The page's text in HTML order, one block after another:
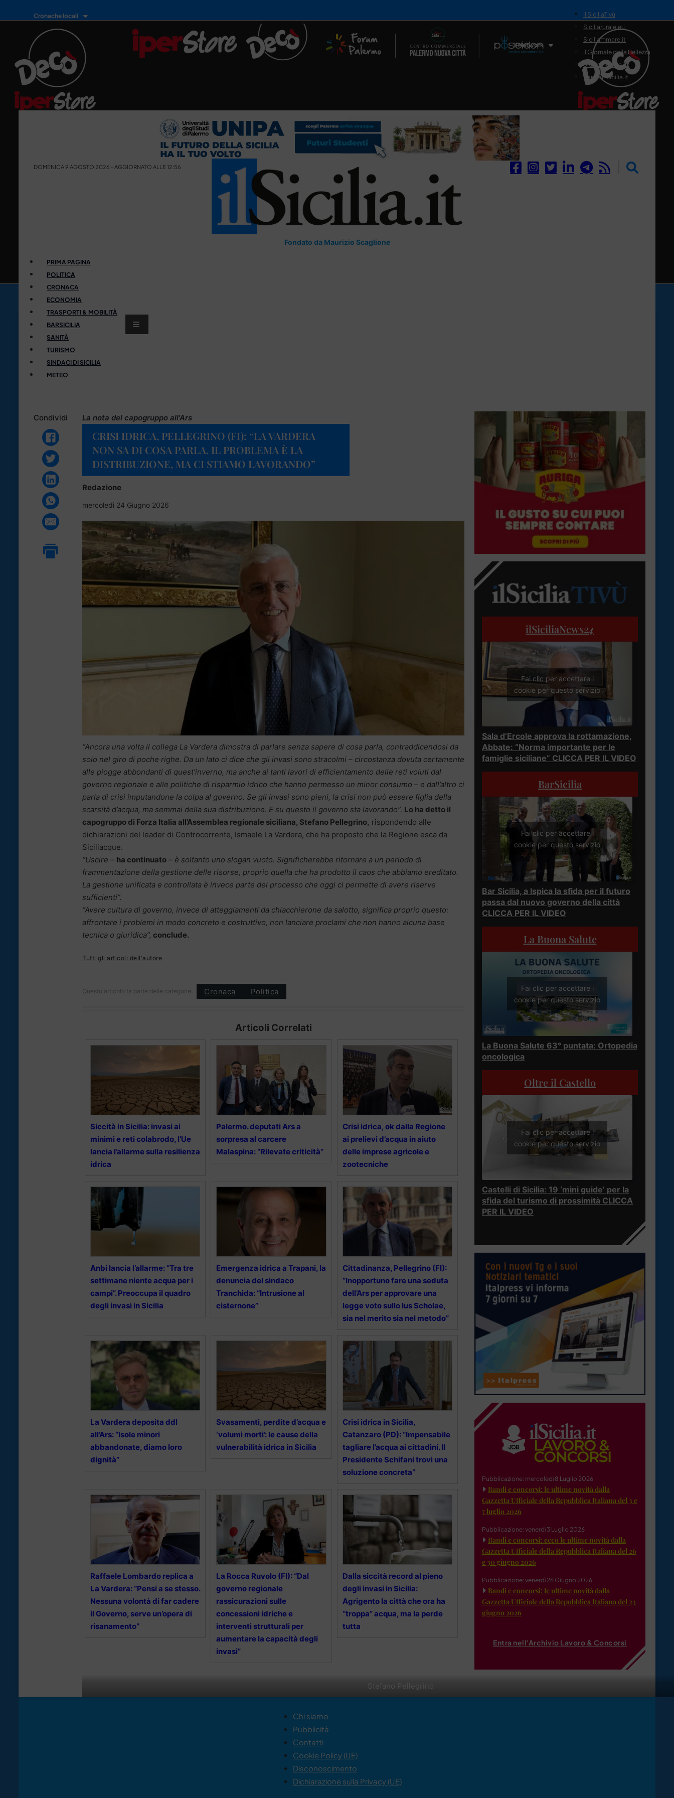
Cronache locali
Il Network
il SiciliaTivù
Siciliarurale.eu
Siciliammare.it
Il Giornale della Bellezza
Siciliamedica.it
Sanitainsicilia.it
DOMENICA 9 AGOSTO 2026 - AGGIORNATO ALLE 12:56
Fondato da Maurizio Scaglione
PRIMA PAGINA
POLITICA
CRONACA
ECONOMIA
TRASPORTI & MOBILITÀ
BARSICILIA
SANITÀ
TURISMO
SINDACI DI SICILIA
METEO
Condividi La nota del capogruppo all'Ars
CRISI IDRICA, PELLEGRINO (FI): “LA VARDERA
NON SA DI COSA PARLA. IL PROBLEMA È LA
DISTRIBUZIONE, MA CI STIAMO LAVORANDO”
Redazione
mercoledì 24 Giugno 2026
Stefano Pellegrino
“Ancora una volta il collega La Vardera dimostra di parlare senza sapere di cosa parla, contraddicendosi da
solo nel giro di poche righe. Da un lato ci dice che gli invasi sono stracolmi – circostanza dovuta certamente
alle piogge abbondanti di quest’inverno, ma anche ai tanti lavori di efficientamento delle reti voluti dal
governo regionale e alle politiche di risparmio idrico che hanno permesso un minor consumo – e dall’altro ci
parla di crisi imputandone la colpa al governo. Se gli invasi sono pieni, la crisi non può essere figlia della
scarsità d’acqua, ma semmai della sua distribuzione. E su questo il governo sta lavorando”. Lo ha detto il
capogruppo di Forza Italia all’Assemblea regionale siciliana, Stefano Pellegrino, rispondendo alle
dichiarazioni del leader di Controcorrente, Ismaele La Vardera, che ha proposto che la Regione esca da
Siciliacque.
“Uscire – ha continuato – è soltanto uno slogan vuoto. Significherebbe ritornare a un periodo di
frammentazione della gestione delle risorse, proprio quella che ha prodotto il caos che abbiamo ereditato.
La gestione unificata e controllata è invece parte del processo che oggi ci permette di avere riserve
sufficienti”.
“Avere cultura di governo, invece di atteggiamenti da chiacchierone da salotto, significa proprio questo:
affrontare i problemi in modo concreto e costruttivo, non lanciare proclami che non hanno alcuna base
tecnica o giuridica”, conclude.
Tutti gli articoli dell'autore
Questo articolo fa parte delle categorie: Cronaca Politica
Articoli Correlati
Siccità in Sicilia: invasi ai
minimi e reti colabrodo, l’Ue
lancia l’allarme sulla resilienza
idrica
Palermo. deputati Ars a
sorpresa al carcere
Malaspina: “Rilevate criticità”
Crisi idrica, ok dalla Regione
ai prelievi d’acqua in aiuto
delle imprese agricole e
zootecniche
Anbi lancia l’allarme: “Tra tre
settimane niente acqua per i
campi”. Preoccupa il quadro
degli invasi in Sicilia
Emergenza idrica a Trapani, la
denuncia del sindaco
Tranchida: “Intrusione al
cisternone”
Cittadinanza, Pellegrino (FI):
“Inopportuno fare una seduta
dell’Ars per approvare una
legge voto sullo Ius Scholae,
sia nel merito sia nel metodo”
La Vardera deposita ddl
all’Ars: “Isole minori
abbandonate, diamo loro
dignità”
Svasamenti, perdite d’acqua e
‘volumi morti’: le cause della
vulnerabilità idrica in Sicilia
Crisi idrica in Sicilia,
Catanzaro (PD): “Impensabile
tagliare l’acqua ai cittadini. Il
Presidente Schifani trovi una
soluzione concreta”
Raffaele Lombardo replica a
La Vardera: “Pensi a se stesso.
Nessuna volontà di far cadere
il Governo, serve un’opera di
risanamento”
La Rocca Ruvolo (FI): “Dal
governo regionale
rassicurazioni sulle
concessioni idriche e
interventi strutturali per
aumentare la capacità degli
invasi”
Dalla siccità record al pieno
degli invasi in Sicilia:
Agrigento la città che ora ha
“troppa” acqua, ma la perde
tutta
ilSiciliaNews24
Fai clic per accettare i
cookie per questo servizio
Sala d’Ercole approva la rottamazione,
Abbate: “Norma importante per le
famiglie siciliane” CLICCA PER IL VIDEO
BarSicilia
Fai clic per accettare i
cookie per questo servizio
Bar Sicilia, a Ispica la sfida per il futuro
passa dal nuovo governo della città
CLICCA PER IL VIDEO
La Buona Salute
Fai clic per accettare i
cookie per questo servizio
La Buona Salute 63° puntata: Ortopedia
oncologica
Oltre il Castello
Fai clic per accettare i
cookie per questo servizio
Castelli di Sicilia: 19 ‘mini guide’ per la
sfida del turismo di prossimità CLICCA
PER IL VIDEO
Pubblicazione: mercoledì 8 Luglio 2026
Bandi e concorsi: le ultime novità dalla
Gazzetta Ufficiale della Repubblica Italiana del 3 e
7 luglio 2026
Pubblicazione: venerdì 3 Luglio 2026
Bandi e concorsi: ecco le ultime novità dalla
Gazzetta Ufficiale della Repubblica Italiana del 26
e 30 giugno 2026
Pubblicazione: venerdì 26 Giugno 2026
Bandi e concorsi: le ultime novità dalla
Gazzetta Ufficiale della Repubblica Italiana del 23
giugno 2026
Entra nell'Archivio Lavoro & Concorsi
Chi siamo
Pubblicità
Contatti
Cookie Policy (UE)
Disconoscimento
Dichiarazione sulla Privacy (UE)